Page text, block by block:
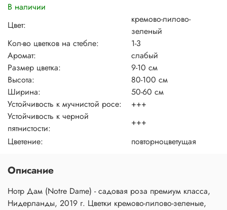
В наличии
Цвет:
кремово-лилово-
зеленый
Кол-во цветков на стебле:
1-3
Аромат:
слабый
Размер цветка:
9-10 см
Высота:
80-100 см
Ширина:
50-60 см
Устойчивость к мучнистой росе:
+++
Устойчивость к черной
пятнистости:
+++
Цветение:
повторноцветущая
Описание
Нотр Дам (Notre Dame) - садовая роза премиум класса,
Нидерланды, 2019 г. Цветки кремово-лилово-зеленые,